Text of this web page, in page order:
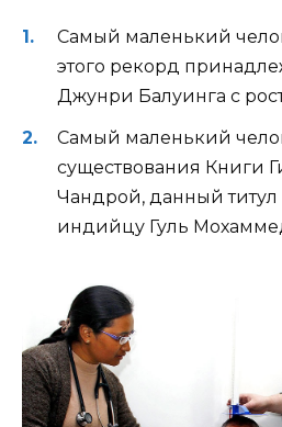
Самый маленький
этого рекорд
Джунри Балуинга с
Самый маленький
существования Книги
Чандрой, данный
индийцу Гуль